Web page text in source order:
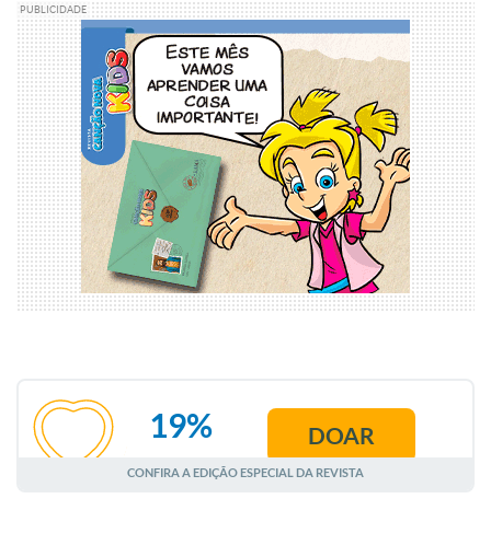
PUBLICIDADE
AGOSTO
19% DOAR
CONFIRA A EDIÇÃO ESPECIAL DA REVISTA